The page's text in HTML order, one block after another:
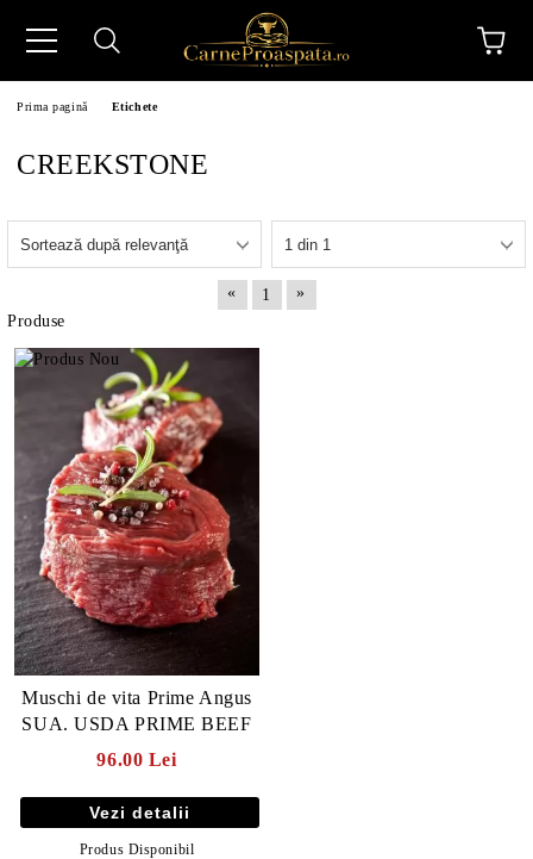
Prima pagină Etichete
CREEKSTONE
« 1
»
Produse
Muschi de vita Prime Angus
SUA. USDA PRIME BEEF
96.00 Lei
Vezi detalii
Produs Disponibil